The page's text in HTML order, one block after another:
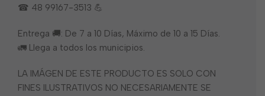
☎ 48 99167-3513 💪
Entrega 🚚: De 7 a 10 Días, Máximo de 10 a 15 Días.
🚛 Llega a todos los municipios.
LA IMÁGEN DE ESTE PRODUCTO ES SOLO CON
FINES ILUSTRATIVOS NO NECESARIAMENTE SE